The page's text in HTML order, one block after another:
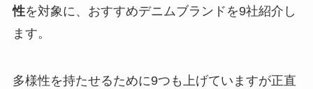
性を対象に、おすすめデニムブランドを9社紹介し
ます。
多様性を持たせるために9つも上げていますが正直